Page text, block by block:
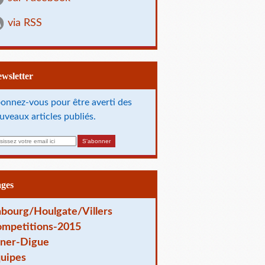
via RSS
vous pour être averti des
articles publiés.
Houlgate/Villers
2015
Digue